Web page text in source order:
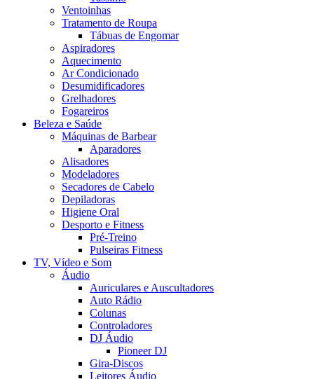
Ventoinhas
Tratamento de Roupa
Tábuas de Engomar
Aspiradores
Aquecimento
Ar Condicionado
Desumidificadores
Grelhadores
Fogareiros
Beleza e Saúde
Máquinas de Barbear
Aparadores
Alisadores
Modeladores
Secadores de Cabelo
Depiladoras
Higiene Oral
Desporto e Fitness
Pré-Treino
Pulseiras Fitness
TV, Vídeo e Som
Áudio
Auriculares e Auscultadores
Auto Rádio
Colunas
Controladores
DJ Áudio
Pioneer DJ
Gira-Discos
Leitores Áudio